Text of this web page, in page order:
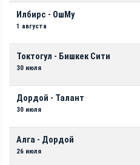
Илбирс - ОшМу
1 августа
Токтогул - Бишкек Сити
30 июля
Дордой - Талант
30 июля
Алга - Дордой
26 июля